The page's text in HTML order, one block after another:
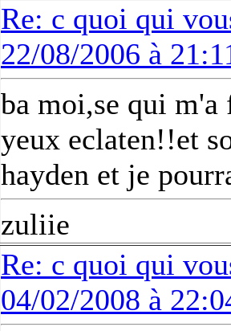
Re: c quoi qui
22/08/2006 à
ba moi,se qui
yeux eclaten!!et
hayden et je
zuliie
Re: c quoi qui
04/02/2008 à